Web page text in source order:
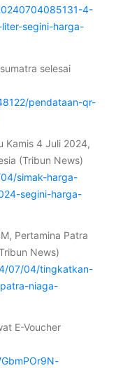
4-
segini-harga-
selesai
pendataan-qr-
Kamis 4 Juli 2024,
(Tribun News)
simak-harga-
segini-harga-
Pertamina Patra
News)
07/04/tingkatkan-
niaga-
E-Voucher